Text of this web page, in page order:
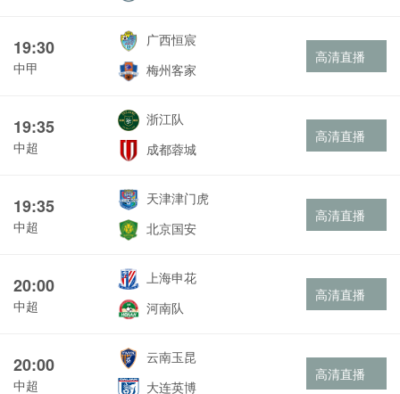
19:30
中甲
广西恒宸
梅州客家
高清直播
19:35
中超
浙江队
成都蓉城
高清直播
19:35
中超
天津津门虎
北京国安
高清直播
20:00
中超
上海申花
河南队
高清直播
20:00
中超
云南玉昆
大连英博
高清直播